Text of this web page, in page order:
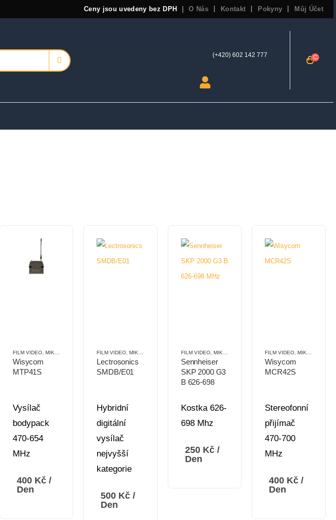
Ceny jsou uvedeny bez DPH O Nás Kontakt Pokyny Můj Účet
(+420) 602 142 777
PŘENOSNÉ
FILM VIDEO, MIKROPORTY PŘENOSNÉ
Wisycom
MTP41S
Vysílač
bodypack
470-654
MHz
400 Kč/
Den
FILM VIDEO ,MIKROPORTY PŘENOSNÉ
Lectrosonics
SMDB/E01
Hybridní
digitální
vysílač
nejvyšší
kategorie
500 Kč /
Den
FILM VIDEO, MIKROPORTY PŘENOSNÉ
Sennheiser
SKP 2000 G3
B 626-698
Kostka 626-
698 Mhz
250 Kč/
Den
FILM VIDEO ,MIKROPORTY
Wisycom
MCR42S
Stereofonní
přijímač
470-700
MHz
400 Kč /
Den